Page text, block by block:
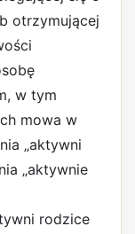
otrzymującej
w tym
mowa w
„aktywni
„aktywnie
rodzice